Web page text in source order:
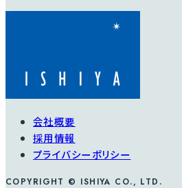
会社概要
採用情報
プライバシーポリシー
COPYRIGHT © ISHIYA CO., LTD.